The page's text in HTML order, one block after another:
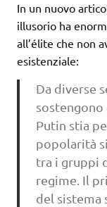
In un nuovo
illusorio ha
all’élite che non
esistenziale:
Da diverse
Putin stia
popolarità
tra i gruppi
regime. Il
del sistema